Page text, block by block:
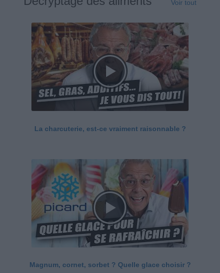
Voir tout
La charcuterie, est-ce vraiment raisonnable ?
Magnum, cornet, sorbet ? Quelle glace choisir ?